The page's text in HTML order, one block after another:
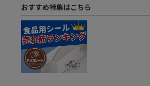
おすすめ特集はこちら